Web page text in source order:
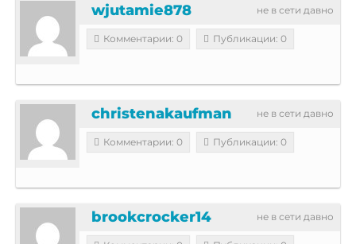
не в сети давно
wjutamie878
Комментарии: 0 Публикации: 0
не в сети давно
christenakaufman
Комментарии: 0 Публикации: 0
не в сети давно
brookcrocker14